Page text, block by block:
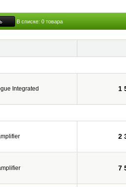
В списке: 0 товара
Integrated 1
2
7